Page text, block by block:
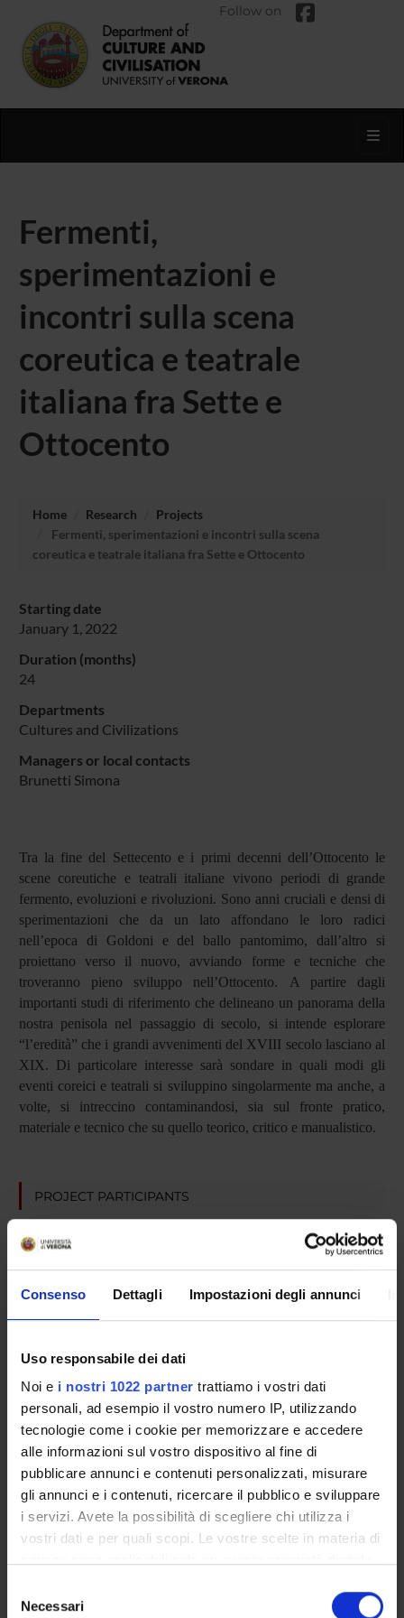
Consenso Dettagli Impostazioni degli annunci
Uso responsabile dei dati
Noi e i nostri 1022 partner trattiamo i vostri dati
personali, ad esempio il vostro numero IP, utilizzando
tecnologie come i cookie per memorizzare e accedere
alle informazioni sul vostro dispositivo al fine di
pubblicare annunci e contenuti personalizzati, misurare
gli annunci e i contenuti, ricercare il pubblico e sviluppare
i servizi. Avete la possibilità di scegliere chi utilizza i
vostri dati e per quali scopi. Le vostre scelte in materia di
modificare o revocare il proprio consenso in qualsiasi
delNecessari
Follow on
Fermenti,
sperimentazioni e
incontri sulla scena
coreutica e teatrale
italiana fra Sette e
Ottocento
Home Research
Projects
Fermenti, sperimentazioni e incontri sulla scena
coreutica e teatrale italiana fra Sette e Ottocento
Starting date
January 1, 2022
Duration (months)
24
Departments
Cultures and Civilizations
Managers or local contacts
Brunetti Simona
Tra la fine del Settecento e i primi decenni dell’Ottocento le
scene coreutiche e teatrali italiane vivono periodi di grande
fermento, evoluzioni e rivoluzioni. Sono anni cruciali e densi di
sperimentazioni che da un lato affondano le loro radici
nell’epoca di Goldoni e del ballo pantomimo, dall’altro si
proiettano verso il nuovo, avviando forme e tecniche che
troveranno pieno sviluppo nell’Ottocento.
A partire dagli
importanti studi di riferimento che delineano un panorama della
nostra penisola nel passaggio di secolo, si intende esplorare
“l’eredità” che i grandi avvenimenti del XVIII secolo lasciano al
XIX. Di particolare interesse sarà sondare in quali modi gli
eventi coreici e teatrali si sviluppino singolarmente ma anche, a
volte, si intreccino contaminandosi, sia sul fronte pratico,
materiale e tecnico che su quello teorico, critico e manualistico.
PROJECT PARTICIPANTS
Associate Professor
Elena Zilotti
COLLABORATORI ESTERNI
Elena Randi
Università di Padova Professore Ordinario
Stefania Onesti
Università di Siena
Discipline dello Spettacolo